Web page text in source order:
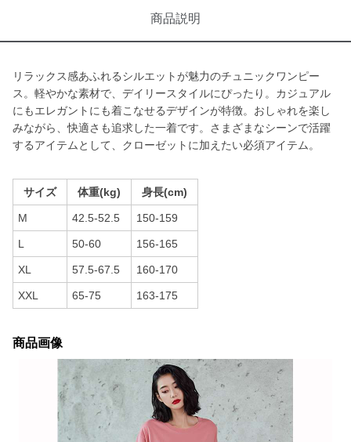
商品説明
リラックス感あふれるシルエットが魅力のチュニックワンピー
ス。軽やかな素材で、デイリースタイルにぴったり。カジュアル
にもエレガントにも着こなせるデザインが特徴。おしゃれを楽し
みながら、快適さも追求した一着です。さまざまなシーンで活躍
するアイテムとして、クローゼットに加えたい必須アイテム。
サイズ 体重(kg) 身長(cm)
M 42.5-52.5 150-159
L 50-60 156-165
XL 57.5-67.5 160-170
XXL 65-75 163-175
商品画像